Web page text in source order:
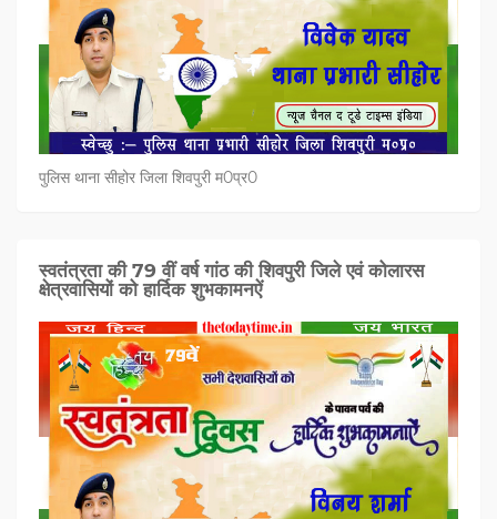
पुलिस थाना सीहोर जिला शिवपुरी म0प्र0
स्वतंत्रता की 79 वीं वर्ष गांठ की शिवपुरी जिले एवं कोलारस
क्षेत्रवासियों को हार्दिक शुभकामनऐं